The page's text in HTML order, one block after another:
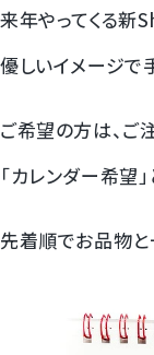
来年やってくる
優しいイメージで
ご希望の方は、ご
「カレンダー希望
先着順でお品物と